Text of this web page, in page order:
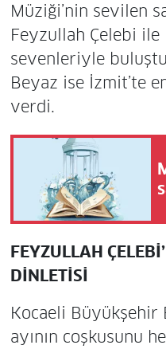
Müziği’nin sevilen
Feyzullah Çelebi ile
sevenleriyle
Beyaz ise İzmit’te
verdi.
FEYZULLAH
DİNLETİSİ
Kocaeli Büyükşehir
ayının coşkusunu